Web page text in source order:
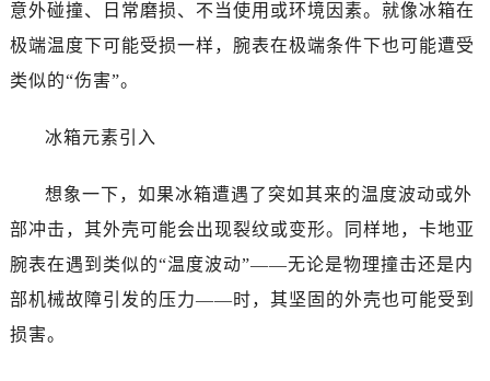
意外碰撞、日常磨损、不当使用或环境因素。就像冰箱在
极端温度下可能受损一样，腕表在极端条件下也可能遭受
类似的“伤害”。
冰箱元素引入
想象一下，如果冰箱遭遇了突如其来的温度波动或外
部冲击，其外壳可能会出现裂纹或变形。同样地，卡地亚
腕表在遇到类似的“温度波动”——无论是物理撞击还是内
部机械故障引发的压力——时，其坚固的外壳也可能受到
损害。